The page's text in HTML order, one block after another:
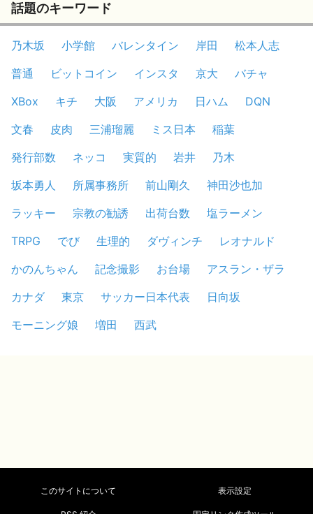
話題のキーワード
乃木坂 小学館 バレンタイン 岸田
松本人志
普通
ビットコイン インスタ 京大
バチャ
XBox
キチ 大阪 アメリカ 日ハム
DQN
文春
皮肉 三浦瑠麗 ミス日本
稲葉
発行部数
ネッコ 実質的 岩井
乃木
坂本勇人
所属事務所 前山剛久
神田沙也加
ラッキー
宗教の勧誘 出荷台数
塩ラーメン
TRPG
でび 生理的 ダヴィンチ
レオナルド
かのんちゃん
記念撮影 お台場
アスラン・ザラ
カナダ
東京 サッカー日本代表
日向坂
モーニング娘
増田 西武
このサイトについて 表示設定